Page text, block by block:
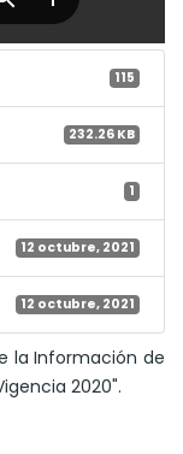
115
232.26 KB
1
12 octubre, 2021
12 octubre, 2021
la Información de
2020".